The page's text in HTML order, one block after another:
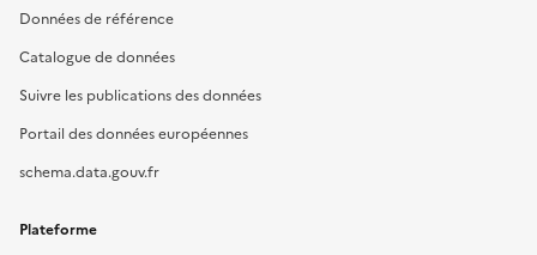
Données de référence
Catalogue de données
Suivre les publications des données
Portail des données européennes
schema.data.gouv.fr
Plateforme